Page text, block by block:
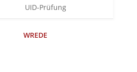
UID-Prüfung
WREDE